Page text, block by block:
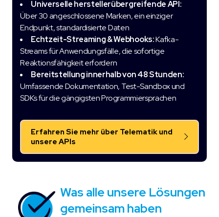
Universelle herstellerübergreifende API:
Über 30 angeschlossene Marken, ein einziger
Endpunkt, standardisierte Daten
Echtzeit-Streaming & Webhooks:Kafka-
Streams für Anwendungsfälle, die sofortige
Reaktionsfähigkeit erfordern
Bereitstellung innerhalb von 48 Stunden:
Umfassende Dokumentation, Test-Sandbox und
SDKs für die gängigsten Programmiersprachen
Erfahren Sie mehr über Telematik und
unsere APIs
Was alle unsere Lösungen
gemeinsam haben